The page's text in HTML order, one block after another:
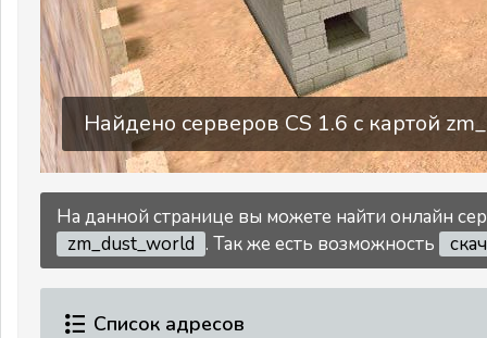
Найдено серверов CS 1.6 c картой
На данной странице вы можете найти онлайн
zm_dust_world . Так же есть возможность
Список адресов